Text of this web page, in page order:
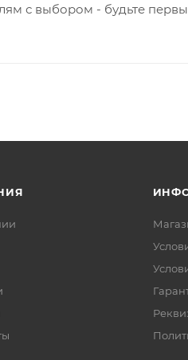
с выбором - будьте